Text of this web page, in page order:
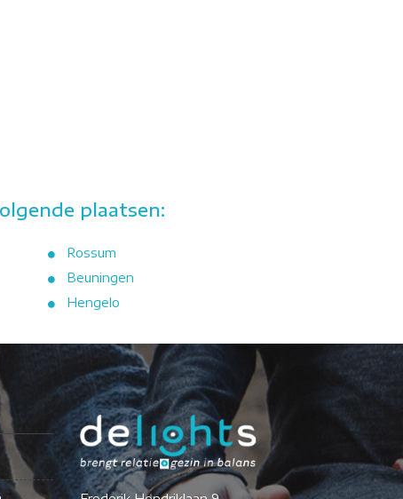
plaatsen:
Rossum
Beuningen
Hengelo